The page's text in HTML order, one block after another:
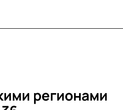
регионами